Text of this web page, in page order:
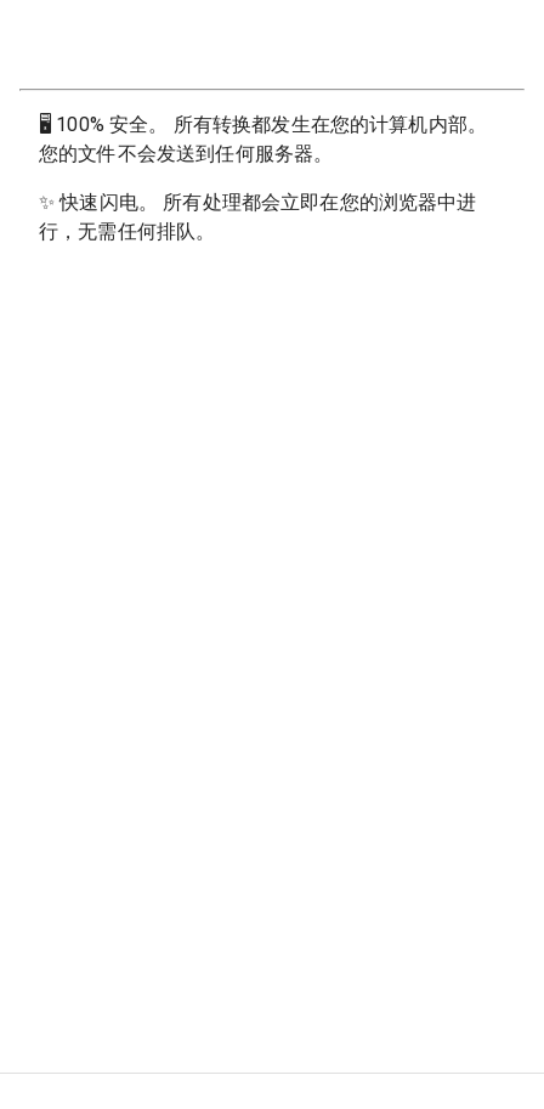
🖥 100% 安全。 所有转换都发生在您的计算机内部。
您的文件不会发送到任何服务器。
✨快速闪电。 所有处理都会立即在您的浏览器中进
行，无需任何排队。